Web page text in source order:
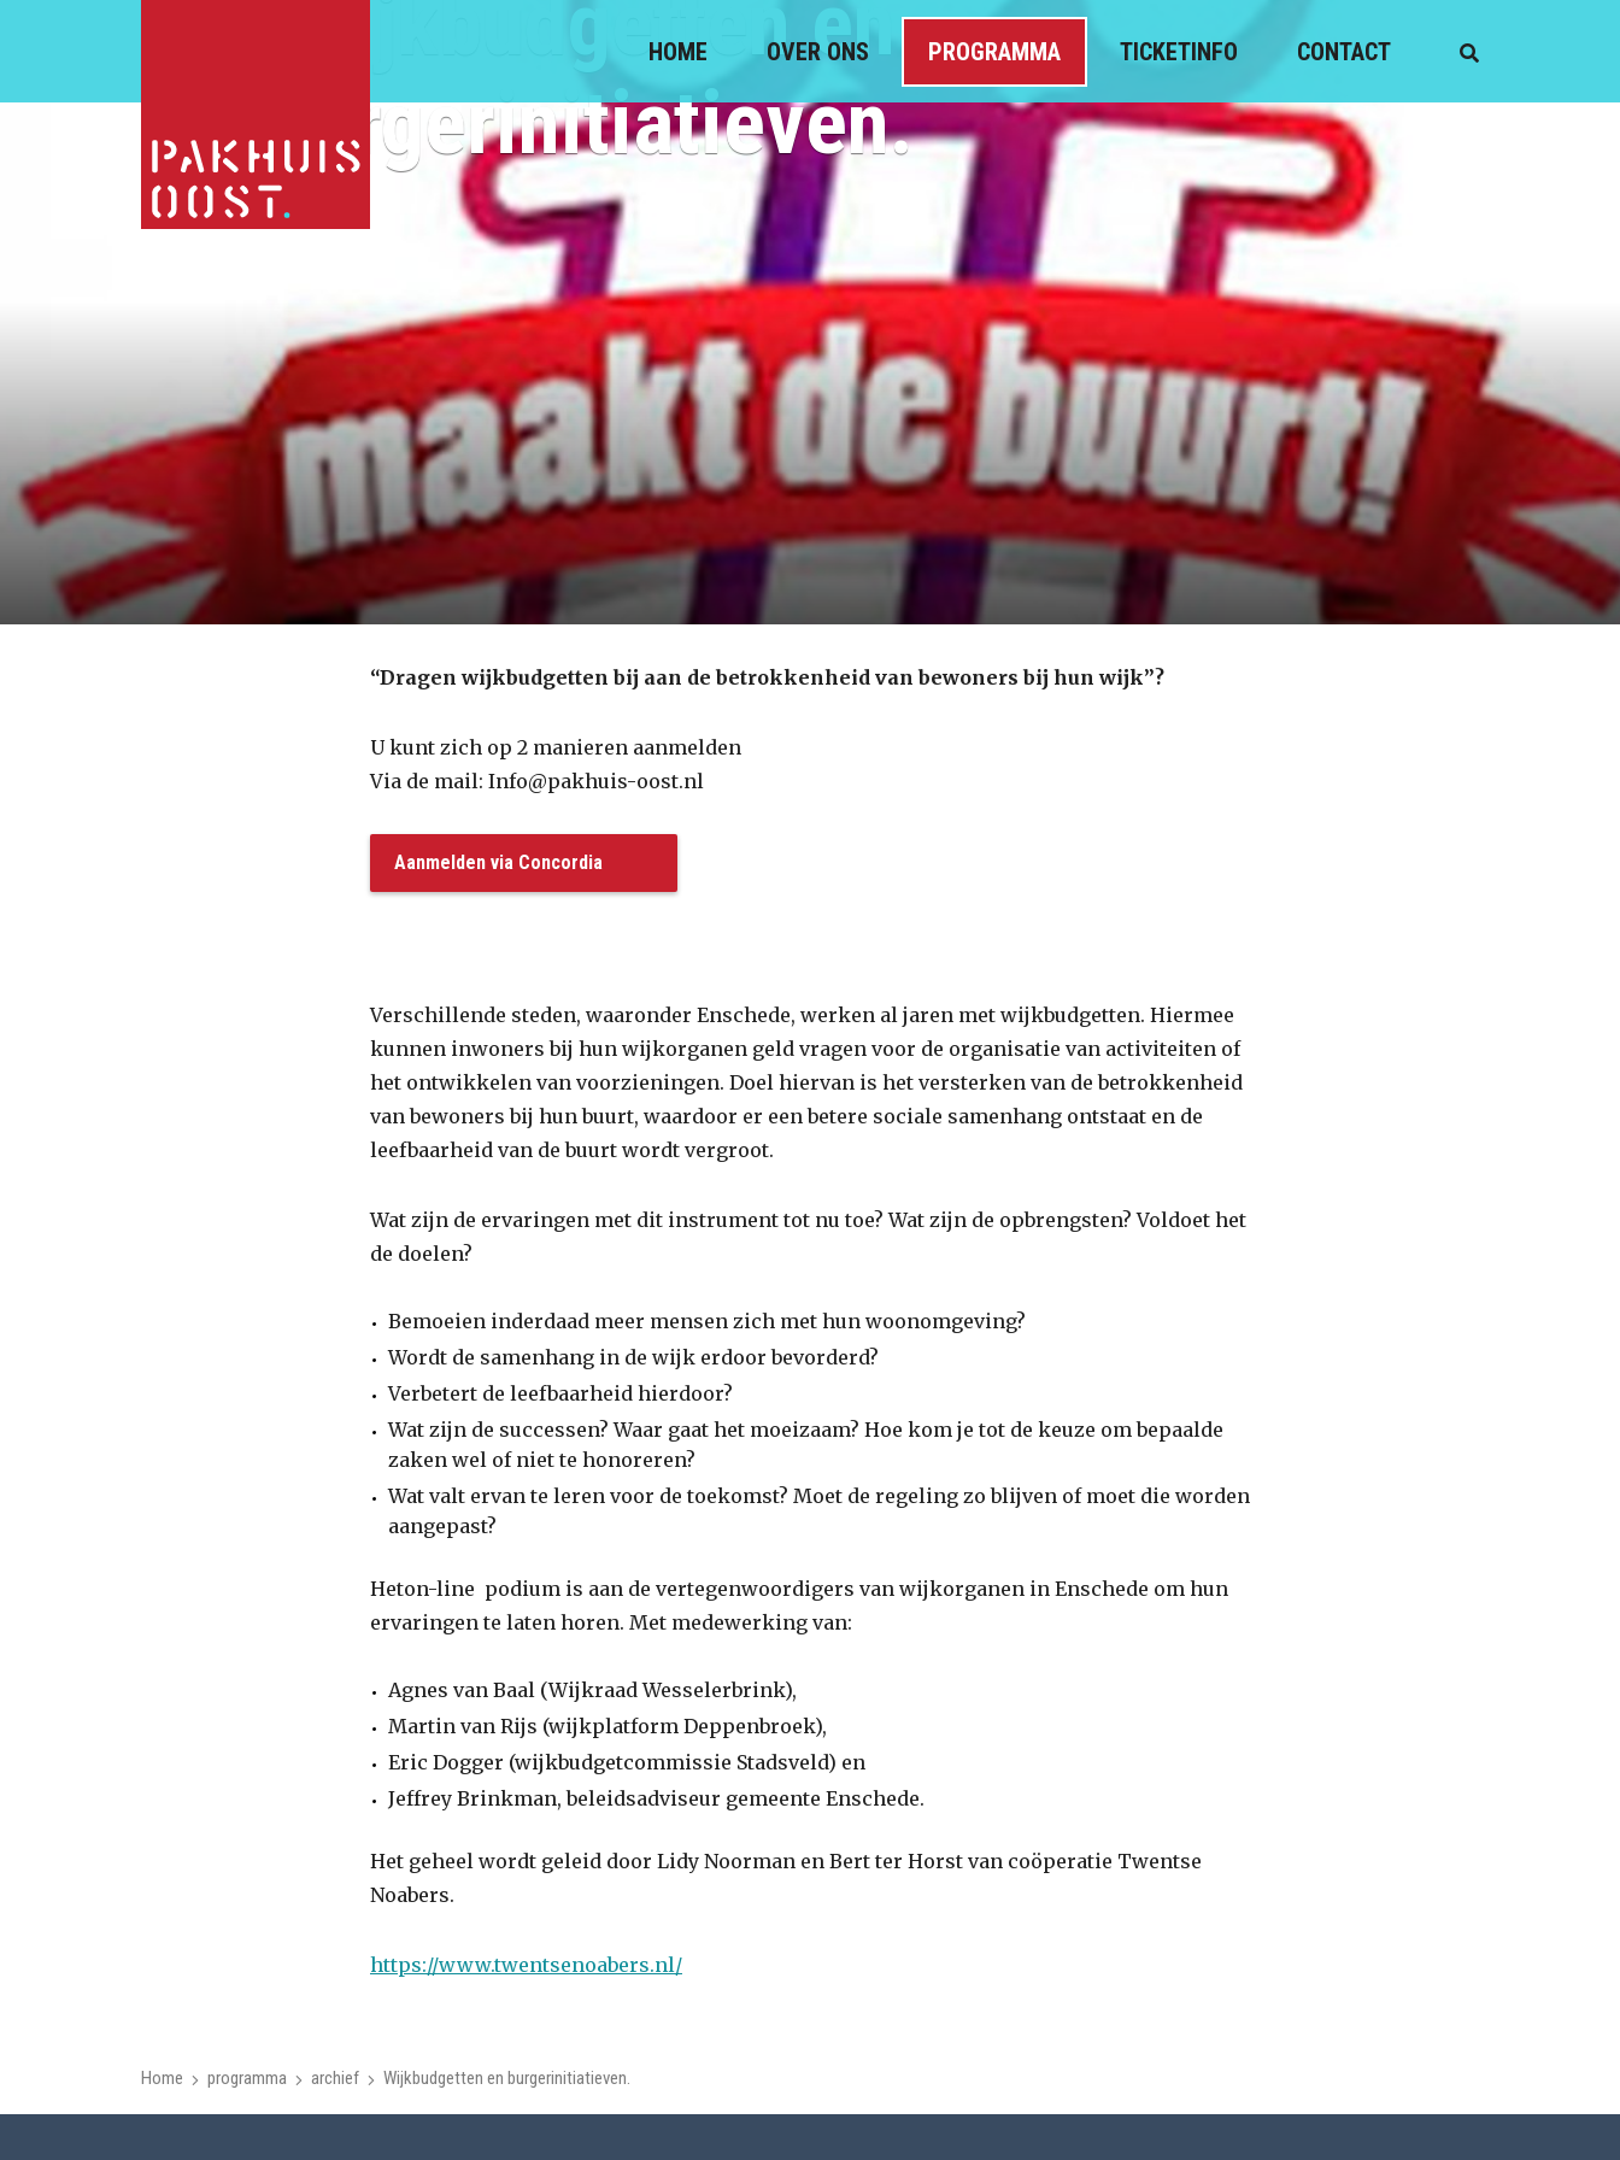
HOME OVER ONS PROGRAMMA TICKETINFO CONTACT
Wijkbudgetten en
burgerinitiatieven.
“Dragen wijkbudgetten bij aan de betrokkenheid van bewoners bij hun wijk”?
U kunt zich op 2 manieren aanmelden
Via de mail: Info@pakhuis-oost.nl
Aanmelden via Concordia
Verschillende steden, waaronder Enschede, werken al jaren met wijkbudgetten. Hiermee
kunnen inwoners bij hun wijkorganen geld vragen voor de organisatie van activiteiten of
het ontwikkelen van voorzieningen. Doel hiervan is het versterken van de betrokkenheid
van bewoners bij hun buurt, waardoor er een betere sociale samenhang ontstaat en de
leefbaarheid van de buurt wordt vergroot.
Wat zijn de ervaringen met dit instrument tot nu toe? Wat zijn de opbrengsten? Voldoet het
de doelen?
Bemoeien inderdaad meer mensen zich met hun woonomgeving?
Wordt de samenhang in de wijk erdoor bevorderd?
Verbetert de leefbaarheid hierdoor?
Wat zijn de successen? Waar gaat het moeizaam? Hoe kom je tot de keuze om bepaalde
zaken wel of niet te honoreren?
Wat valt ervan te leren voor de toekomst? Moet de regeling zo blijven of moet die worden
aangepast?
Heton-line podium is aan de vertegenwoordigers van wijkorganen in Enschede om hun
ervaringen te laten horen. Met medewerking van:
Agnes van Baal (Wijkraad Wesselerbrink),
Martin van Rijs (wijkplatform Deppenbroek),
Eric Dogger (wijkbudgetcommissie Stadsveld) en
Jeffrey Brinkman, beleidsadviseur gemeente Enschede.
Het geheel wordt geleid door Lidy Noorman en Bert ter Horst van coöperatie Twentse
Noabers.
https://www.twentsenoabers.nl/
Home programma archief Wijkbudgetten en burgerinitiatieven.